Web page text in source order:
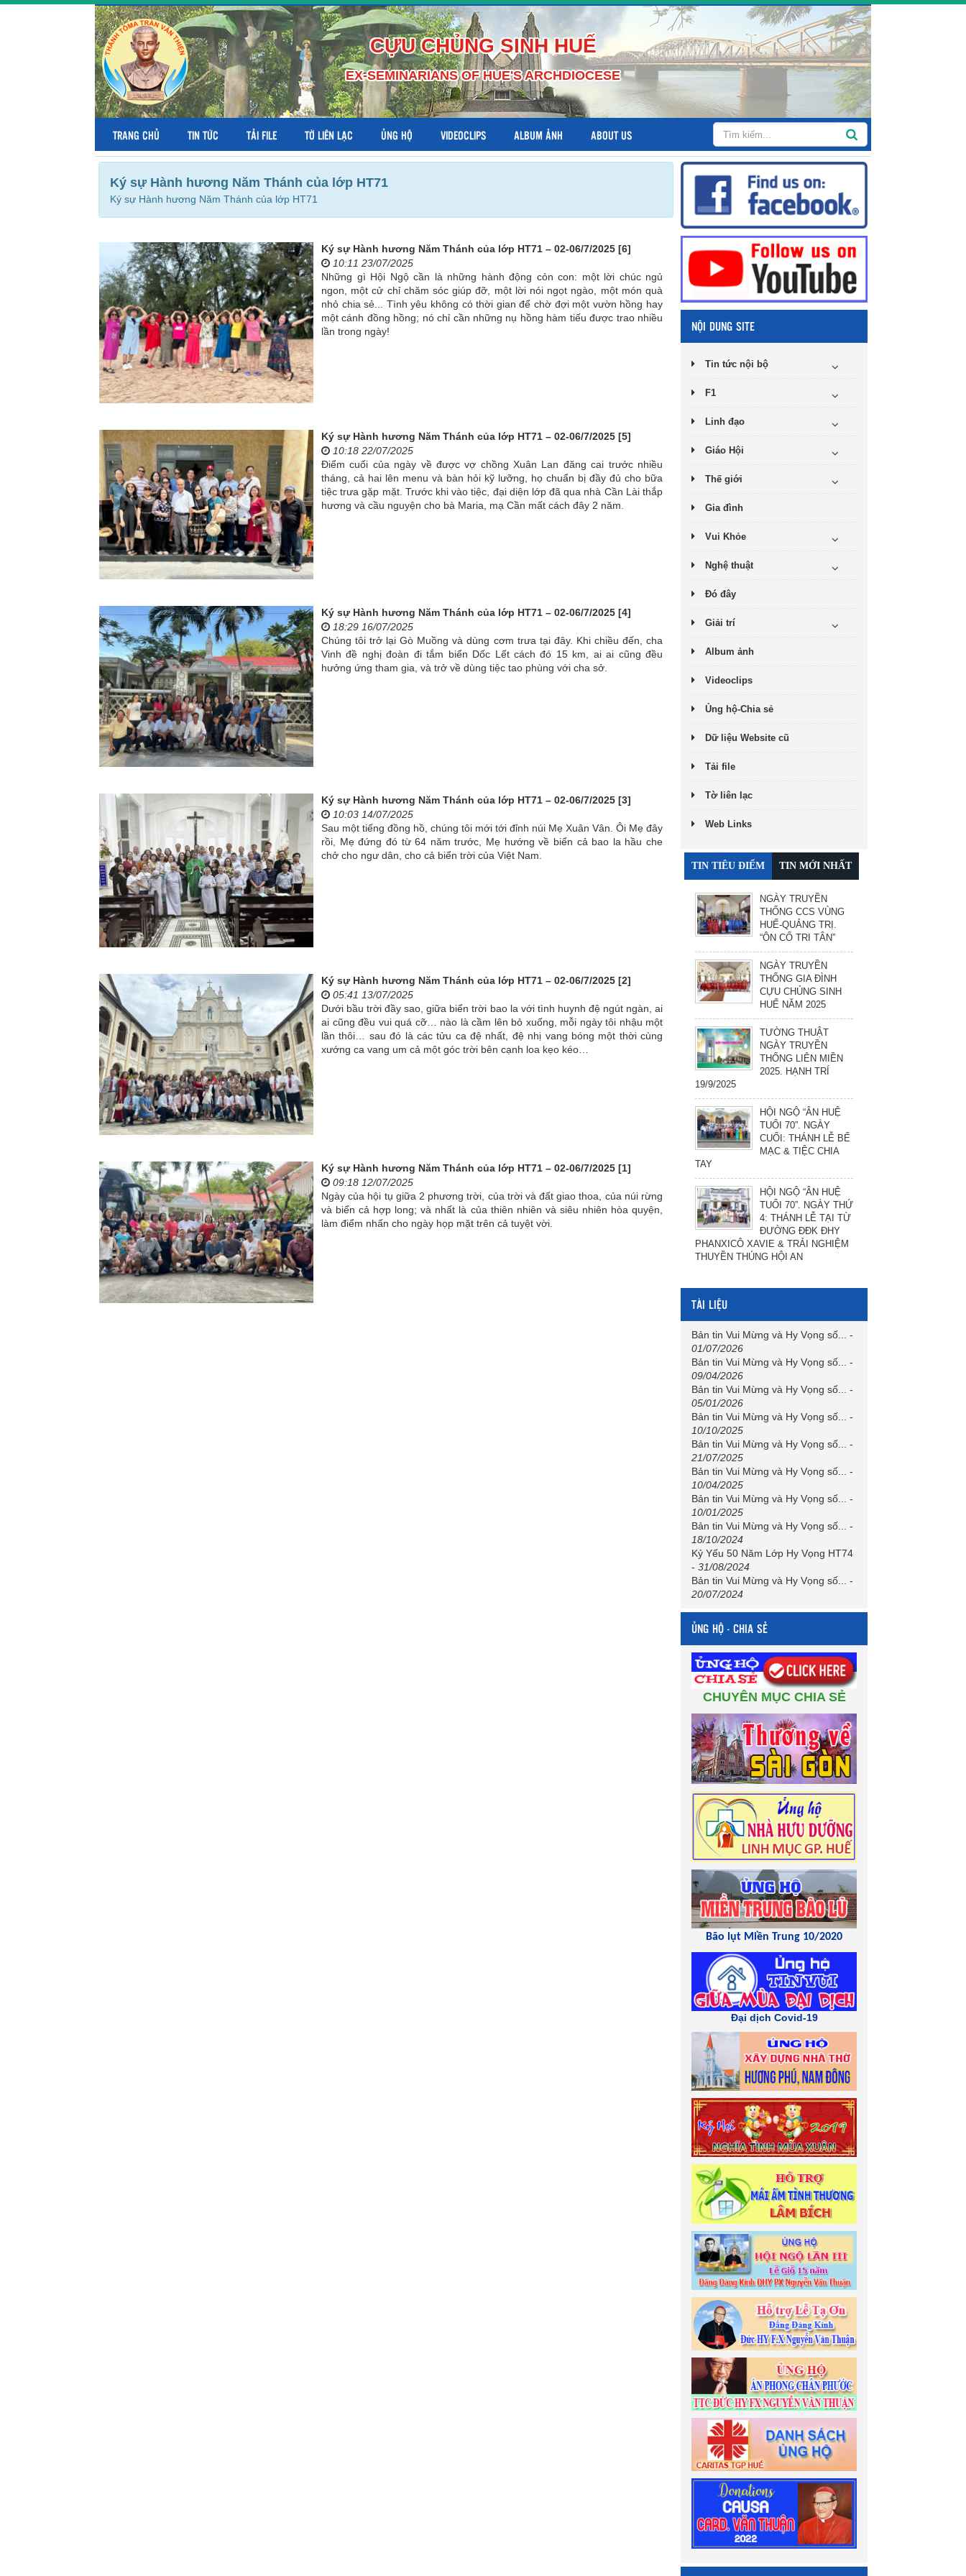
CỰU CHỦNG SINH HUẾ
EX-SEMINARIANS OF HUE'S ARCHDIOCESE
TRANG CHỦ TIN TỨC TẢI FILE TỜ LIÊN LẠC ỦNG HỘ VIDEOCLIPS ALBUM ẢNH ABOUT US
Ký sự Hành hương Năm Thánh của lớp HT71
Ký sự Hành hương Năm Thánh của lớp HT71
Ký sự Hành hương Năm Thánh của lớp HT71 – 02-06/7/2025 [6]
10:11 23/07/2025
Những gì Hội Ngộ cần là những hành động cỏn con: một lời chúc ngủ
ngon, một cử chỉ chăm sóc giúp đỡ, một lời nói ngọt ngào, một món quà
nhỏ chia sẻ... Tình yêu không có thời gian để chờ đợi một vườn hồng hay
một cánh đồng hồng; nó chỉ cần những nụ hồng hàm tiếu được trao nhiều
lần trong ngày!
Ký sự Hành hương Năm Thánh của lớp HT71 – 02-06/7/2025 [5]
10:18 22/07/2025
Điểm cuối của ngày về được vợ chồng Xuân Lan đăng cai trước nhiều
tháng, cả hai lên menu và bàn hỏi kỹ lưỡng, họ chuẩn bị đầy đủ cho bữa
tiệc trưa gặp mặt. Trước khi vào tiệc, đại diện lớp đã qua nhà Cần Lài thắp
hương và cầu nguyện cho bà Maria, mạ Cần mất cách đây 2 năm.
Ký sự Hành hương Năm Thánh của lớp HT71 – 02-06/7/2025 [4]
18:29 16/07/2025
Chúng tôi trở lại Gò Muồng và dùng cơm trưa tại đây. Khi chiều đến, cha
Vinh đề nghị đoàn đi tắm biển Dốc Lết cách đó 15 km, ai ai cũng đều
hưởng ứng tham gia, và trở về dùng tiệc tao phùng với cha sở.
Ký sự Hành hương Năm Thánh của lớp HT71 – 02-06/7/2025 [3]
10:03 14/07/2025
Sau một tiếng đồng hồ, chúng tôi mới tới đỉnh núi Mẹ Xuân Vân. Ôi Mẹ đây
rồi, Mẹ đứng đó từ 64 năm trước, Mẹ hướng về biển cả bao la hầu che
chở cho ngư dân, cho cả biển trời của Việt Nam.
Ký sự Hành hương Năm Thánh của lớp HT71 – 02-06/7/2025 [2]
05:41 13/07/2025
Dưới bầu trời đầy sao, giữa biển trời bao la với tình huynh đệ ngút ngàn, ai
ai cũng đều vui quá cỡ… nào là cầm lên bỏ xuống, mỗi ngày tôi nhậu một
lần thôi… sau đó là các tửu ca đệ nhất, đệ nhị vang bóng một thời cùng
xướng ca vang um cả một góc trời bên cạnh loa kẹo kéo…
Ký sự Hành hương Năm Thánh của lớp HT71 – 02-06/7/2025 [1]
09:18 12/07/2025
Ngày của hội tụ giữa 2 phương trời, của trời và đất giao thoa, của núi rừng
và biển cả hợp long; và nhất là của thiên nhiên và siêu nhiên hòa quyện,
làm điểm nhấn cho ngày họp mặt trên cả tuyệt vời.
NỘI DUNG SITE
Tin tức nội bộ
F1
Linh đạo
Giáo Hội
Thế giới
Gia đình
Vui Khỏe
Nghệ thuật
Đó đây
Giải trí
Album ảnh
Videoclips
Ủng hộ-Chia sẻ
Dữ liệu Website cũ
Tải file
Tờ liên lạc
Web Links
TIN TIÊU ĐIỂM TIN MỚI NHẤT
NGÀY TRUYỀN
THỐNG CCS VÙNG
HUẾ-QUẢNG TRỊ.
“ÔN CỐ TRI TÂN”
NGÀY TRUYỀN
THỐNG GIA ĐÌNH
CỰU CHỦNG SINH
HUẾ NĂM 2025
TƯỜNG THUẬT
NGÀY TRUYỀN
THỐNG LIÊN MIỀN
2025. HẠNH TRÍ
19/9/2025
HỘI NGỘ “ÂN HUỆ
TUỔI 70”. NGÀY
CUỐI: THÁNH LỄ BẾ
MẠC & TIỆC CHIA
TAY
HỘI NGỘ “ÂN HUỆ
TUỔI 70”. NGÀY THỨ
4: THÁNH LỄ TẠI TỪ
ĐƯỜNG ĐĐK ĐHY
PHANXICÔ XAVIE & TRẢI NGHIỆM
THUYỀN THÚNG HỘI AN
TÀI LIỆU
Bản tin Vui Mừng và Hy Vọng số...
-
01/07/2026
Bản tin Vui Mừng và Hy Vọng số...
-
09/04/2026
Bản tin Vui Mừng và Hy Vọng số...
-
05/01/2026
Bản tin Vui Mừng và Hy Vọng số...
-
10/10/2025
Bản tin Vui Mừng và Hy Vọng số...
-
21/07/2025
Bản tin Vui Mừng và Hy Vọng số...
-
10/04/2025
Bản tin Vui Mừng và Hy Vọng số...
-
10/01/2025
Bản tin Vui Mừng và Hy Vọng số...
-
18/10/2024
Kỷ Yếu 50 Năm Lớp Hy Vọng HT74
- 31/08/2024
Bản tin Vui Mừng và Hy Vọng số...
-
20/07/2024
ỦNG HỘ - CHIA SẺ
CHUYÊN MỤC CHIA SẺ
Bão lụt Miền Trung 10/2020
Đại dịch Covid-19